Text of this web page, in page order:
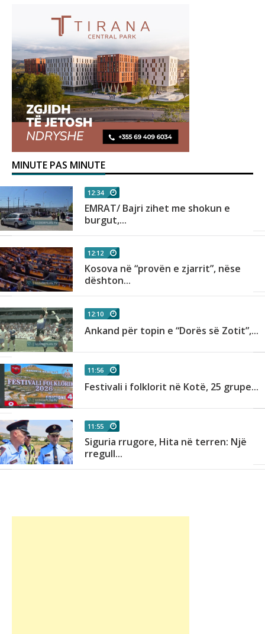
MINUTE PAS MINUTE
12:34
EMRAT/ Bajri zihet me shokun e
burgut,...
12:12
Kosova në “provën e zjarrit”, nëse
dështon...
12:10
Ankand për topin e “Dorës së Zotit”,...
11:56
Festivali i folklorit në Kotë, 25 grupe...
11:55
Siguria rrugore, Hita në terren: Një
rregull...